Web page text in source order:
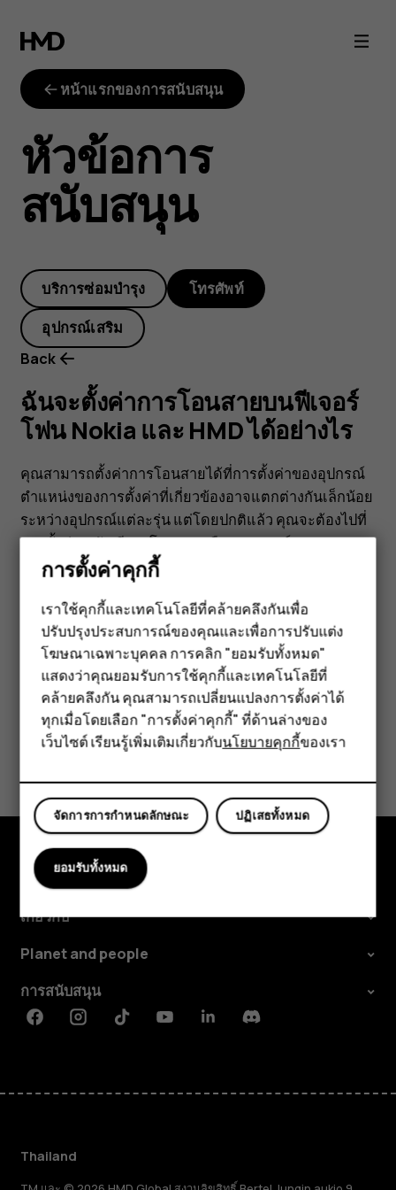
ฉัน
จะ
ตั้ง
ค่า
การ
โอน
สาย
บน
ฟีเจอร์
โฟน
Nokia
และ
HMD
ได้
อย่างไร
สมาร์ทโฟน
ฟีเจอร์โฟน
อุปกรณ์เสริม
แท็บเล็ต
หน้าแรกของการสนับสนุน
หัวข้อการ
สนับสนุน
บริการซ่อมบำรุง โทรศัพท์
อุปกรณ์เสริม
Back
ฉันจะตั้งค่าการโอนสายบนฟีเจอร์
โฟน Nokia และ HMD ได้อย่างไร
คุณสามารถตั้งค่าการโอนสายได้ที่การตั้งค่าของอุปกรณ์
ตำแหน่งของการตั้งค่าที่เกี่ยวข้องอาจแตกต่างกันเล็กน้อย
ระหว่างอุปกรณ์แต่ละรุ่น แต่โดยปกติแล้ว คุณจะต้องไปที่
การตั้งค่า>บัญชีการโทรและเลือก SIM การ์ดของคุณ
จากนั้นเลือกUIM/SIM การ์ด
.
ข้อมูลนี้มีประโยชน์กับคุณหรือไม่
สำรวจ
เกี่ยวกับ
Planet and people
การสนับสนุน
FacebookInstagramTiktokYoutubeLinkedinDiscord
Thailand
การตั้งค่าคุกกี้
เราใช้คุกกี้และเทคโนโลยีที่คล้ายคลึงกันเพื่อ
ปรับปรุงประสบการณ์ของคุณและเพื่อการปรับแต่ง
โฆษณาเฉพาะบุคคล การคลิก "ยอมรับทั้งหมด"
แสดงว่าคุณยอมรับการใช้คุกกี้และเทคโนโลยีที่
คล้ายคลึงกัน คุณสามารถเปลี่ยนแปลงการตั้งค่าได้
ทุกเมื่อโดยเลือก "การตั้งค่าคุกกี้" ที่ด้านล่างของ
เว็บไซต์ เรียนรู้เพิ่มเติมเกี่ยวกับนโยบายคุกกี้ของเรา
ปฏิเสธทั้งหมด
จัดการการกำหนดลักษณะ
ยอมรับทั้งหมด